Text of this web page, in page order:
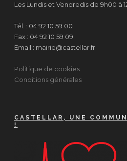
Les Lundis et Vendredis de 9h00 à
Tél. : 04 92 10 59 00
Fax : 04 92 10 59 09
Email : mairie@castellar.fr
Politique de cookies
Conditions générales
CASTELLAR, UNE
!